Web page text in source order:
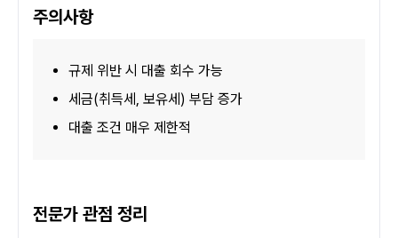
주의사항
규제 위반 시 대출 회수 가능
세금(취득세, 보유세) 부담 증가
대출 조건 매우 제한적
전문가 관점 정리